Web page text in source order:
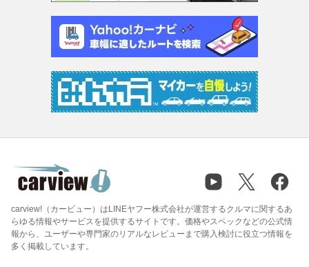
carview!（カービュー）はLINEヤフー株式会社が運営するクルマに関するあ
らゆる情報やサービスを提供するサイトです。価格やスペックなどの公式情
報から、ユーザーや専門家のリアルなレビューまで購入検討に役立つ情報を
多く掲載しています。